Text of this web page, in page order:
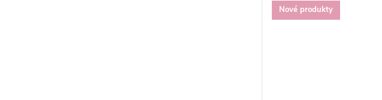
Nové produkty